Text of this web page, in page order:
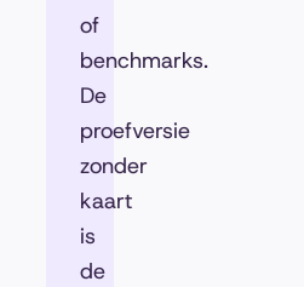
of
benchmarks.
De
proefversie
zonder
kaart
is
de